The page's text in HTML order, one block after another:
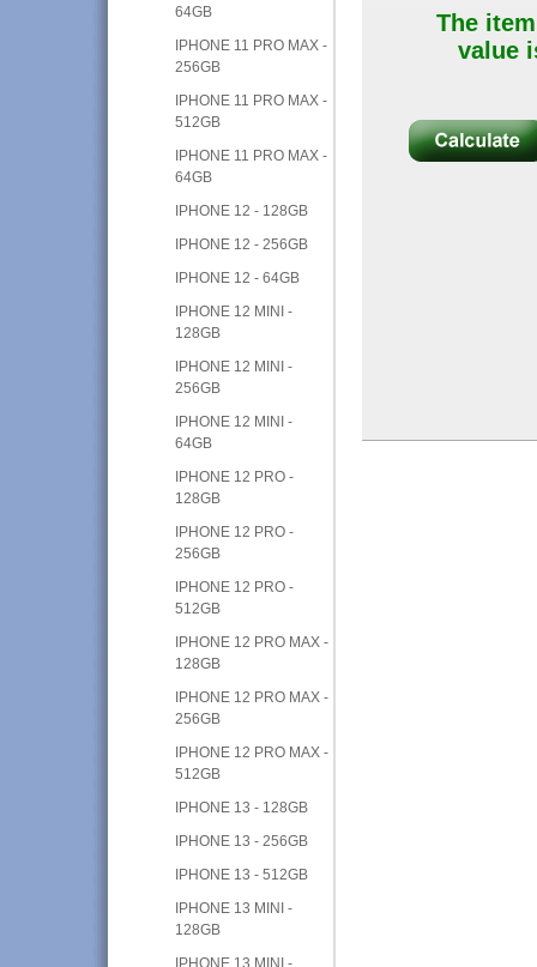
64GB
IPHONE 11 PRO MAX -
256GB
IPHONE 11 PRO MAX -
512GB
IPHONE 11 PRO MAX -
64GB
IPHONE 12 - 128GB
IPHONE 12 - 256GB
IPHONE 12 - 64GB
IPHONE 12 MINI -
128GB
IPHONE 12 MINI -
256GB
IPHONE 12 MINI -
64GB
IPHONE 12 PRO -
128GB
IPHONE 12 PRO -
256GB
IPHONE 12 PRO -
512GB
IPHONE 12 PRO MAX -
128GB
IPHONE 12 PRO MAX -
256GB
IPHONE 12 PRO MAX -
512GB
IPHONE 13 - 128GB
IPHONE 13 - 256GB
IPHONE 13 - 512GB
IPHONE 13 MINI -
128GB
IPHONE 13 MINI -
The
value